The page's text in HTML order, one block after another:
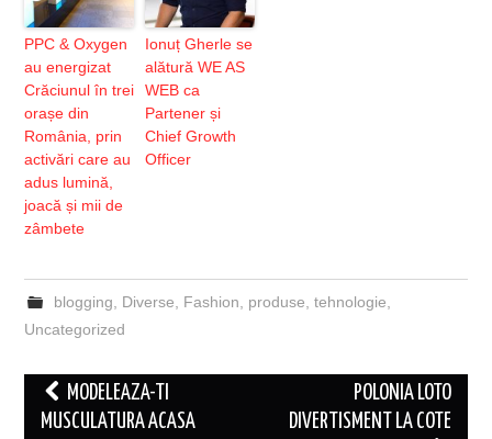
PPC & Oxygen
au energizat
Crăciunul în trei
orașe din
România, prin
activări care au
adus lumină,
joacă și mii de
zâmbete
Ionuț Gherle se
alătură WE AS
WEB ca
Partener și
Chief Growth
Officer
blogging, Diverse, Fashion, produse, tehnologie,
Uncategorized
Post
navigation
MODELEAZA-TI
MUSCULATURA ACASA
POLONIA LOTO
DIVERTISMENT LA COTE